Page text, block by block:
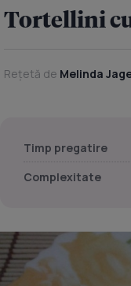
Tortellini
Rețetă de Melinda
Timp pregatire
Complexitate